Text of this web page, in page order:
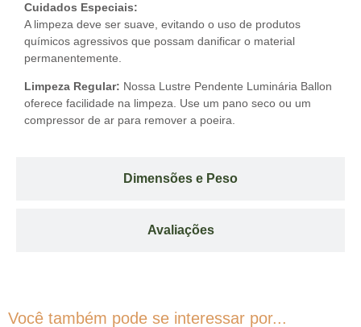
Dimensões e Peso
Avaliações
Cuidados Especiais:
A limpeza deve ser suave, evitando o uso de produtos
químicos agressivos que possam danificar o material
permanentemente.
Limpeza Regular: Nossa Lustre Pendente Luminária Ballon
oferece facilidade na limpeza. Use um pano seco ou um
compressor de ar para remover a poeira.
Você também pode se interessar por...